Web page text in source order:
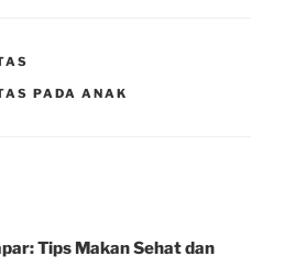
PADA ANAK
Tips Makan Sehat dan